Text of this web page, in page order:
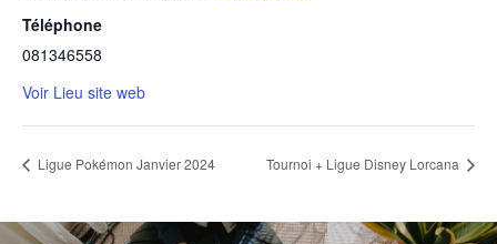
Téléphone
081346558
Voir Lieu site web
Ligue Pokémon Janvier 2024 Tournoi + Ligue Disney Lorcana